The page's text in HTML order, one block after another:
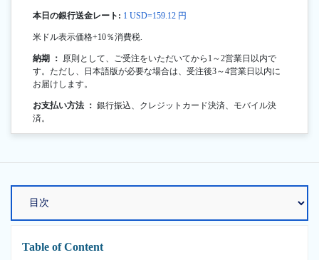
本日の銀行送金レート: 1 USD=159.12 円
米ドル表示価格+10％消費税.
納期 ： 原則として、ご受注をいただいてから1～2営業日以内で
す。ただし、日本語版が必要な場合は、受注後3～4営業日以内に
お届けします。
お支払い方法 ： 銀行振込、クレジットカード決済、モバイル決
済。
Table of Content